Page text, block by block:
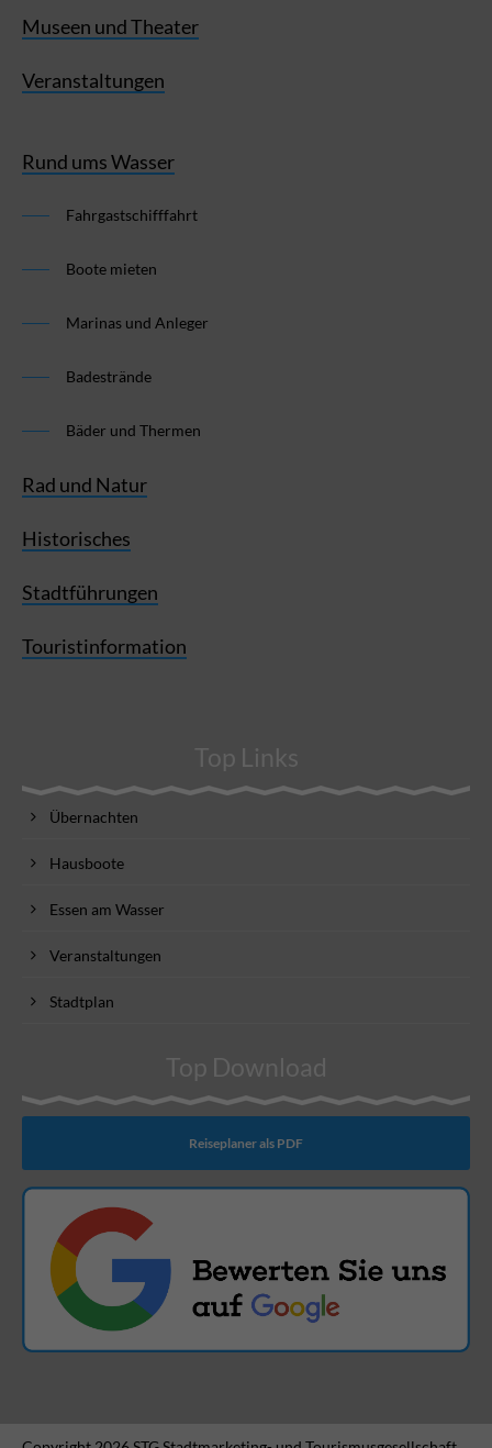
Museen und Theater
Veranstaltungen
Rund ums Wasser
Fahrgastschifffahrt
Boote mieten
Marinas und Anleger
Badestrände
Bäder und Thermen
Rad und Natur
Historisches
Stadtführungen
Touristinformation
Top Links
Übernachten
Hausboote
Essen am Wasser
Veranstaltungen
Stadtplan
Top Download
Reiseplaner als PDF